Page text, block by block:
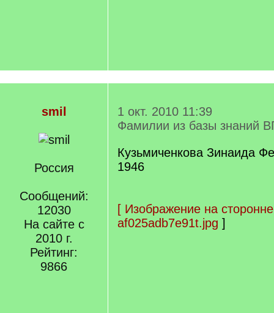
smil
Россия
Сообщений:
12030
На сайте с
2010 г.
Рейтинг:
9866
1 окт. 2010 11:39
Фамилии из базы знаний
Кузьмиченкова Зинаида
1946
[ Изображение на
af025adb7e91t.jpg ]